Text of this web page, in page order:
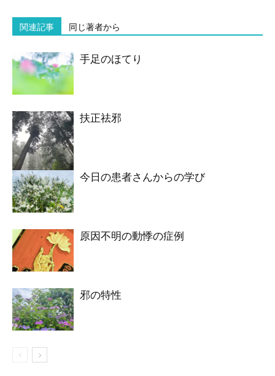
関連記事 同じ著者から
手足のほてり
扶正祛邪
今日の患者さんからの学び
原因不明の動悸の症例
邪の特性